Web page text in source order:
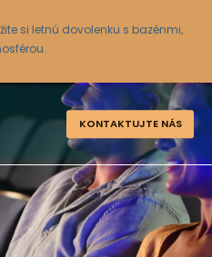
si letnú dovolenku s bazénmi,
KONTAKTUJTE NÁS